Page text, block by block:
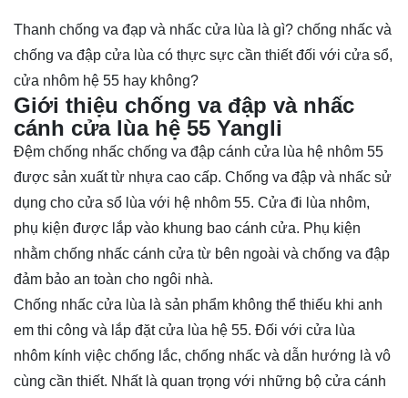
Thanh chống va đạp và nhấc cửa lùa là gì? chống nhấc và
chống va đập cửa lùa có thực sực cần thiết đối với cửa sổ,
cửa nhôm hệ 55 hay không?
Giới thiệu chống va đập và nhấc
cánh cửa lùa hệ 55 Yangli
Đệm chống nhấc chống va đập cánh cửa lùa hệ nhôm 55
được sản xuất từ nhựa cao cấp. Chống va đập và nhấc sử
dụng cho cửa sổ lùa với hệ nhôm 55. Cửa đi lùa nhôm,
phụ kiện được lắp vào khung bao cánh cửa. Phụ kiện
nhằm chống nhấc cánh cửa từ bên ngoài và chống va đập
đảm bảo an toàn cho ngôi nhà.
Chống nhấc cửa lùa là sản phẩm không thể thiếu khi anh
em thi công và lắp đặt cửa lùa hệ 55. Đối với cửa lùa
nhôm kính việc chống lắc, chống nhấc và dẫn hướng là vô
cùng cần thiết. Nhất là quan trọng với những bộ cửa cánh